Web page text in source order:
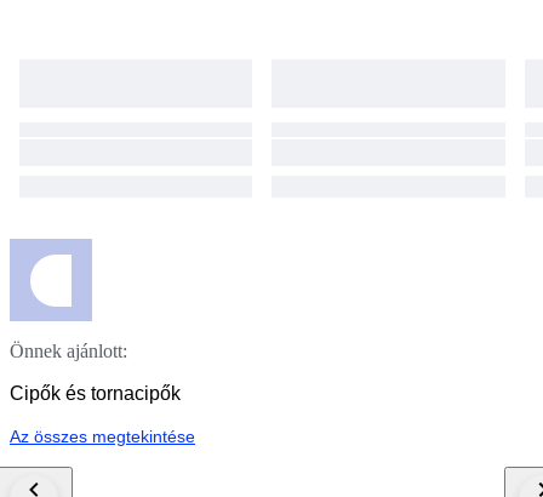
Önnek ajánlott:
Cipők és tornacipők
Az összes megtekintése